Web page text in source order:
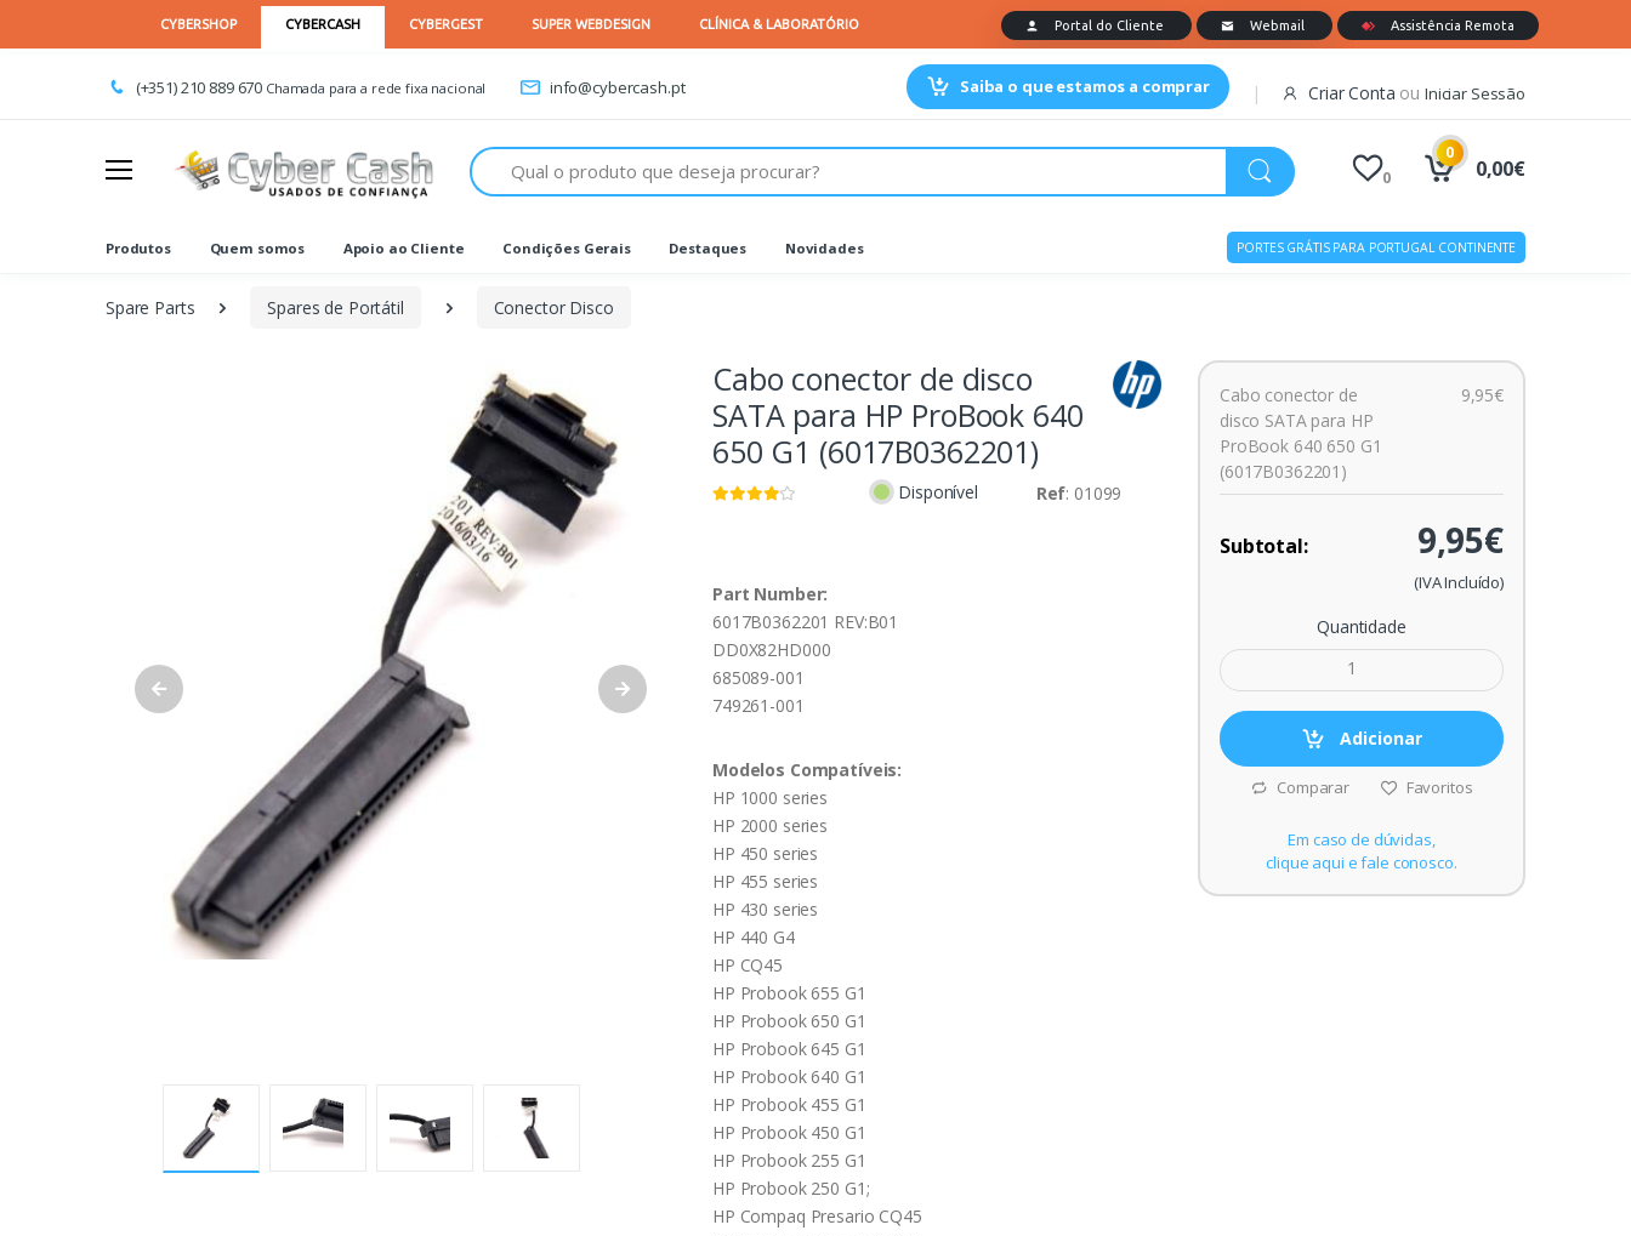
(+351) 210 889 670 Chamada para a rede fixa nacional info@cybercash.pt Saiba o que estamos a comprar Criar Conta ouIniciar Sessão
Procurar
0
0
0,00€
Produtos Quem somos Apoio ao Cliente Condições Gerais Destaques Novidades PORTES GRÁTIS PARA PORTUGAL CONTINENTE
Spare Parts Spares de Portátil Conector Disco
Cabo conector de disco
SATA para HP ProBook 640
650 G1 (6017B0362201)
Disponível Ref: 01099
Part Number:
6017B0362201 REV:B01
DD0X82HD000
685089-001
749261-001
Modelos Compatíveis:
HP 1000 series
HP 2000 series
HP 450 series
HP 455 series
HP 430 series
HP 440 G4
HP CQ45
HP Probook 655 G1
HP Probook 650 G1
HP Probook 645 G1
HP Probook 640 G1
HP Probook 455 G1
HP Probook 450 G1
HP Probook 255 G1
HP Probook 250 G1;
HP Compaq Presario CQ45
Cabo conector de
disco SATA para HP
ProBook 640 650 G1
(6017B0362201)
9,95€
Subtotal: 9,95€
(IVA Incluído)
Quantidade
Adicionar
Comparar Favoritos
Em caso de dúvidas,
clique aqui e fale conosco.